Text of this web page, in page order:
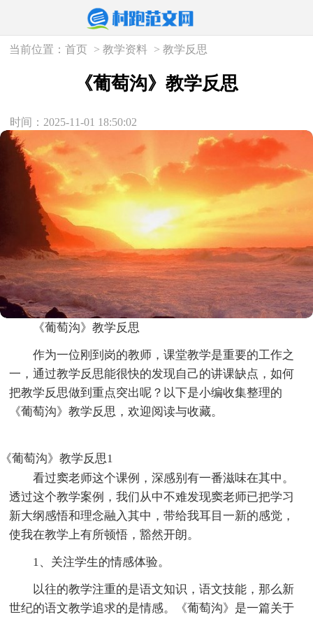
当前位置：首页 >教学资料 >教学反思
《葡萄沟》教学反思
时间：2025-11-01 18:50:02
《葡萄沟》教学反思
作为一位刚到岗的教师，课堂教学是重要的工作之
一，通过教学反思能很快的发现自己的讲课缺点，如何
把教学反思做到重点突出呢？以下是小编收集整理的
《葡萄沟》教学反思，欢迎阅读与收藏。
《葡萄沟》教学反思1
看过窦老师这个课例，深感别有一番滋味在其中。
透过这个教学案例，我们从中不难发现窦老师已把学习
新大纲感悟和理念融入其中，带给我耳目一新的感觉，
使我在教学上有所顿悟，豁然开朗。
1、关注学生的情感体验。
以往的教学注重的是语文知识，语文技能，那么新
世纪的语文教学追求的是情感。《葡萄沟》是一篇关于